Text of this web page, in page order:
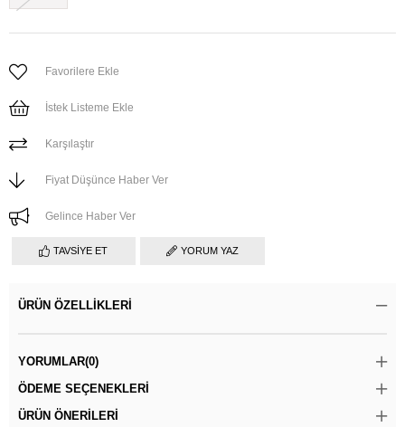
Favorilere Ekle
İstek Listeme Ekle
Karşılaştır
Fiyat Düşünce Haber Ver
Gelince Haber Ver
TAVSIYE ET YORUM YAZ
ÜRÜN ÖZELLIKLERI
YORUMLAR(0)
ÖDEME SEÇENEKLERI
ÜRÜN ÖNERILERI